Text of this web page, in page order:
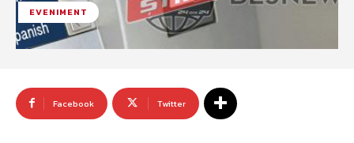
EVENIMENT
Facebook Twitter